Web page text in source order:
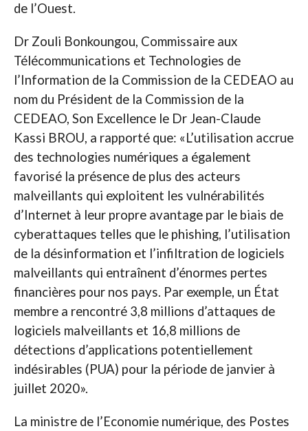
de l’Ouest.
Dr Zouli Bonkoungou, Commissaire aux
Télécommunications et Technologies de
l’Information de la Commission de la CEDEAO au
nom du Président de la Commission de la
CEDEAO, Son Excellence le Dr Jean-Claude
Kassi BROU, a rapporté que: «L’utilisation accrue
des technologies numériques a également
favorisé la présence de plus des acteurs
malveillants qui exploitent les vulnérabilités
d’Internet à leur propre avantage par le biais de
cyberattaques telles que le phishing, l’utilisation
de la désinformation et l’infiltration de logiciels
malveillants qui entraînent d’énormes pertes
financières pour nos pays. Par exemple, un État
membre a rencontré 3,8 millions d’attaques de
logiciels malveillants et 16,8 millions de
détections d’applications potentiellement
indésirables (PUA) pour la période de janvier à
juillet 2020».
La ministre de l’Economie numérique, des Postes